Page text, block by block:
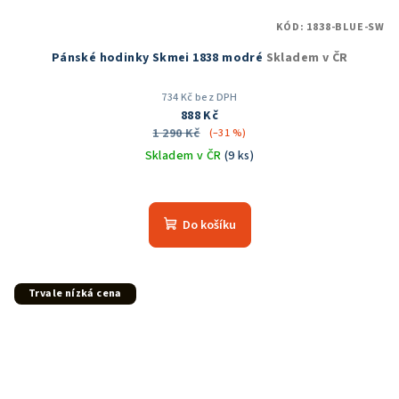
Pánské hodinky Skmei 1838 modré Skladem v ČR
734 Kč bez DPH
888 Kč
1 290 Kč
(–31 %)
Skladem v ČR (9 ks)
hodnocení
produktu
Do košíku
KÓD: 1838-BLUE-SW
Trvale nízká cena